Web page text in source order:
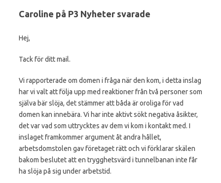
Caroline på P3 Nyheter svarade
Hej,
Tack för ditt mail.
Vi rapporterade om domen i fråga när den kom, i detta inslag
har vi valt att följa upp med reaktioner från två personer som
själva bär slöja, det stämmer att båda är oroliga för vad
domen kan innebära. Vi har inte aktivt sökt negativa åsikter,
det var vad som uttrycktes av dem vi kom i kontakt med. I
inslaget framkommer argument åt andra hållet,
arbetsdomstolen gav företaget rätt och vi förklarar skälen
bakom beslutet att en trygghetsvärd i tunnelbanan inte får
ha slöja på sig under arbetstid.